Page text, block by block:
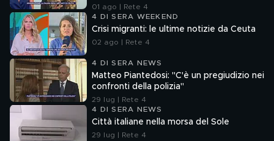
01 ago | Rete 4
4 DI SERA WEEKEND
Crisi migranti: le ultime notizie da Ceuta
02 ago | Rete 4
4 DI SERA NEWS
Matteo Piantedosi: "C'è un pregiudizio nei
confronti della polizia"
29 lug | Rete 4
4 DI SERA NEWS
Città italiane nella morsa del Sole
29 lug | Rete 4